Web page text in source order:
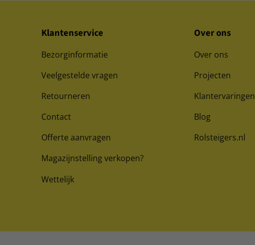
Klantenservice
Bezorginformatie
Veelgestelde vragen
Retourneren
Contact
Offerte aanvragen
Magazijnstelling verkopen?
Wettelijk
Over ons
Over ons
Projecten
Klantervaringen
Blog
Rolsteigers.nl